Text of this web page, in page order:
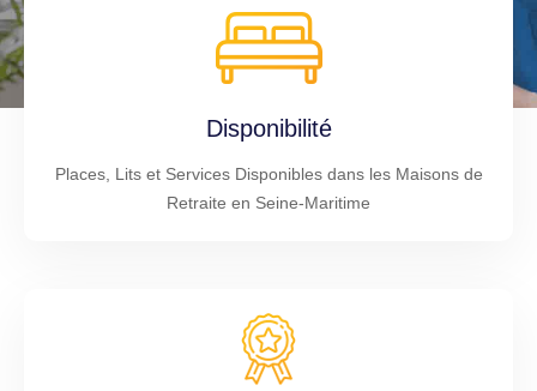
Disponibilité
Places, Lits et Services Disponibles dans les Maisons de
Retraite en Seine-Maritime